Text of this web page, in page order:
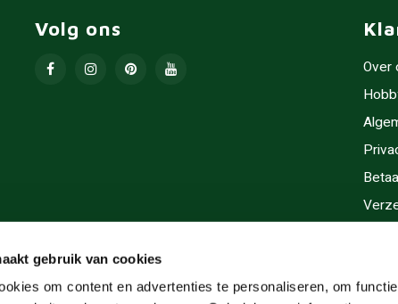
gebruik van cookies
om content en advertenties te personaliseren, om
Volg ons
Over